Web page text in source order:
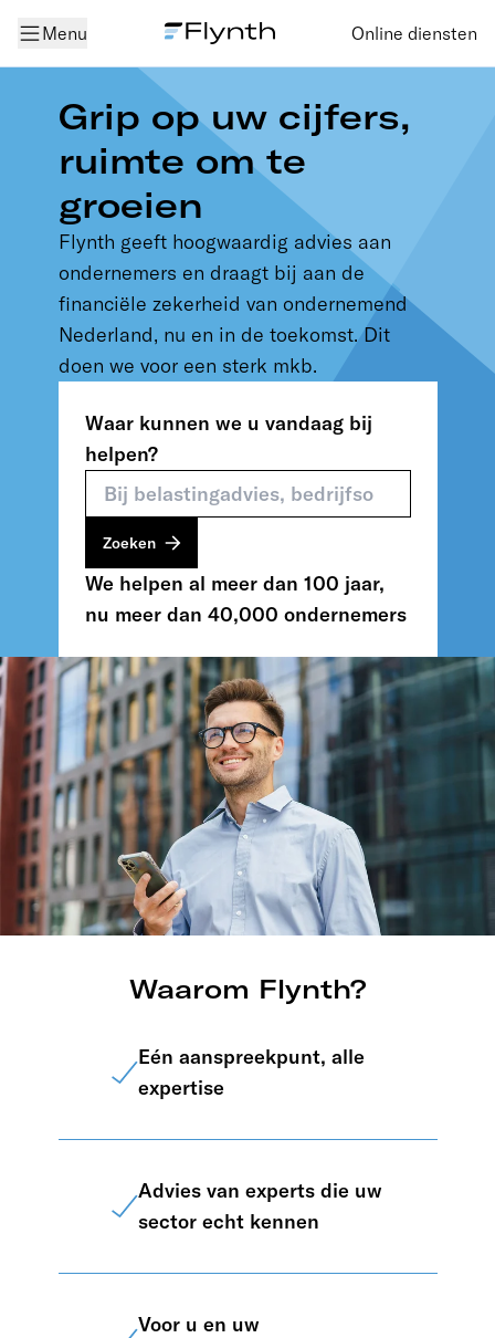
Menu Online diensten
Grip op uw cijfers,
ruimte om te
groeien
Flynth geeft hoogwaardig advies aan
ondernemers en draagt bij aan de
financiële zekerheid van ondernemend
Nederland, nu en in de toekomst. Dit
doen we voor een sterk mkb.
Waar kunnen we u vandaag bij
helpen?
Zoeken
We helpen al meer dan 100 jaar,
nu meer dan 40,000 ondernemers
Waarom Flynth?
Eén aanspreekpunt, alle
expertise
Advies van experts die uw
sector echt kennen
Voor u en uw